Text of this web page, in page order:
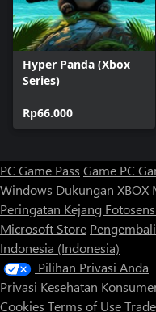
Hyper Panda (Xbox
Series)
Rp66.000
PC Game Pass Game PC
Windows Dukungan XBOX
Peringatan Kejang
Microsoft Store
Indonesia (Indonesia)
Pilihan Privasi Anda
Privasi Kesehatan
Cookies Terms of Use